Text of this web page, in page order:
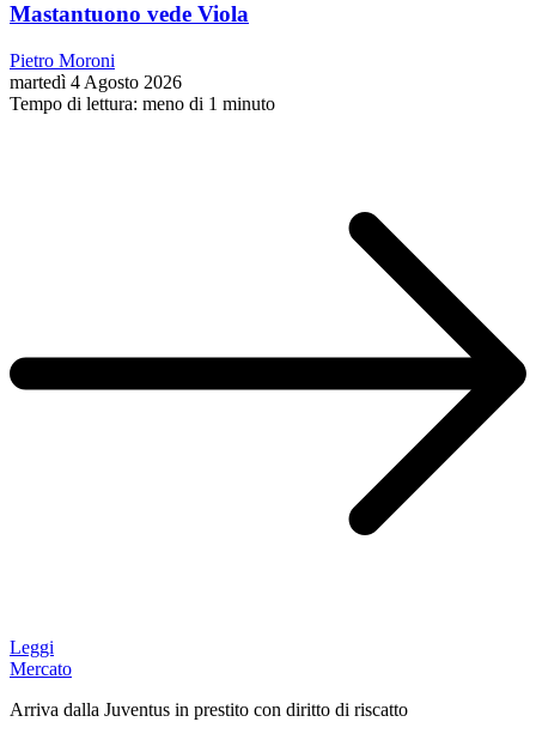
Mastantuono vede Viola
Pietro Moroni
martedì 4 Agosto 2026
Tempo di lettura: meno di 1 minuto
Leggi
Mercato
Arriva dalla Juventus in prestito con diritto di riscatto